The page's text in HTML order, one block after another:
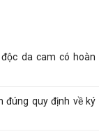
da cam có hoàn
đúng quy định về ký